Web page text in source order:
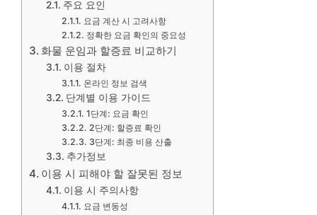
주요 요인
요금 계산 시 고려사항
정확한 요금 확인의 중요성
화물 운임과 할증료 비교하기
이용 절차
온라인 정보 검색
단계별 이용 가이드
1단계: 요금 확인
2단계: 할증료 확인
3단계: 최종 비용 산출
추가정보
이용 시 피해야 할 잘못된 정보
이용 시 주의사항
요금 변동성